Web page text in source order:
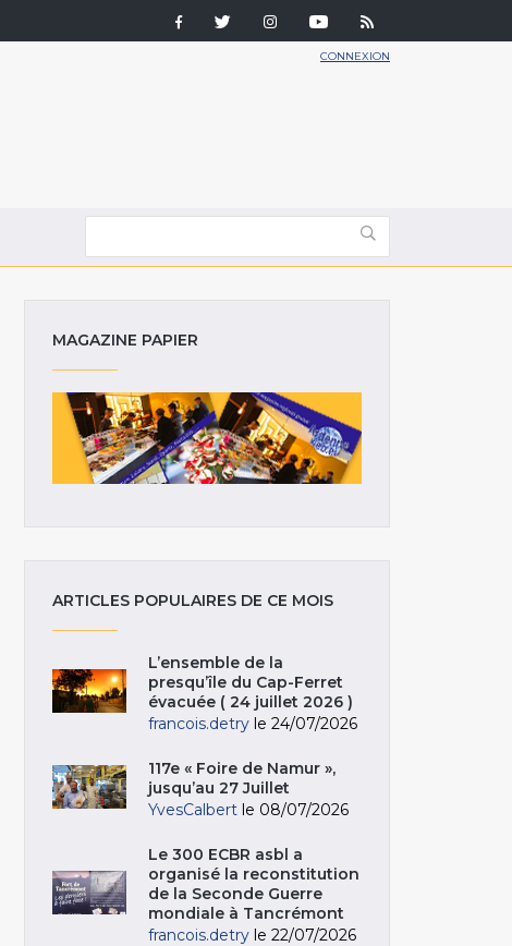
CONNEXION
MAGAZINE PAPIER
ARTICLES POPULAIRES DE CE MOIS
L’ensemble de la
presqu’île du Cap-Ferret
évacuée ( 24 juillet 2026 )
francois.detry le 24/07/2026
117e « Foire de Namur »,
jusqu’au 27 Juillet
YvesCalbert le 08/07/2026
Le 300 ECBR asbl a
organisé la reconstitution
de la Seconde Guerre
mondiale à Tancrémont
francois.detry le 22/07/2026